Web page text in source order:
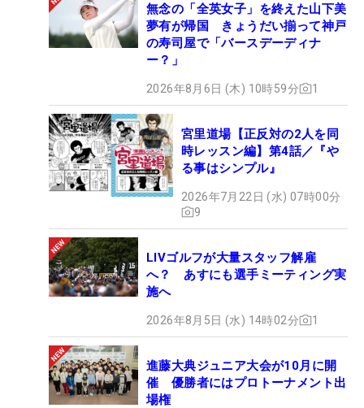
無念の「全英女子」を終えた山下美
夢有が帰国 きょうだい揃って神戸
の寿司屋で「バースデーディナ
ー？」
2026年8月6日 (木) 10時59分 1
宮里道場【正反対の2人を同
時レッスン編】第4話／『や
る事はシンプル』
2026年7月22日 (水) 07時00分
9
LIVゴルフが大量スタッフ解雇
へ？ あすにも選手ミーティング実
施へ
2026年8月5日 (水) 14時02分 1
進藤大典ジュニア大会が10月に開
催 優勝者にはプロトーナメント出
場権